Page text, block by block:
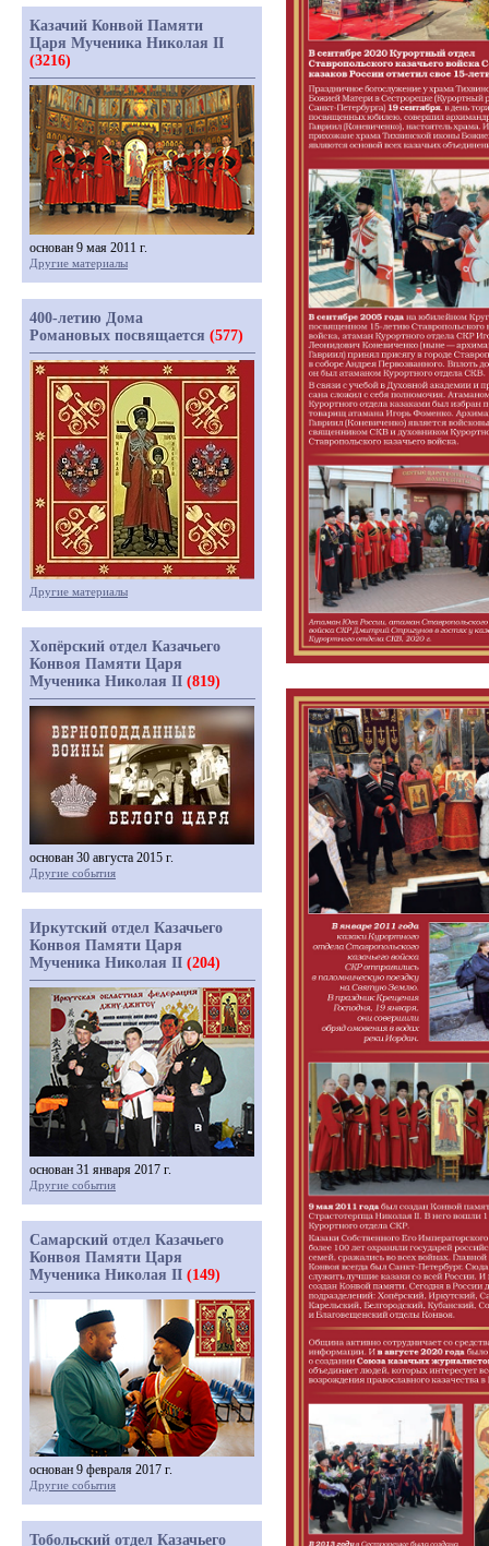
Казачий Конвой Памяти
Царя Мученика Николая II
(3216)
основан 9 мая 2011 г.
Другие материалы
400-летию Дома
Романовых посвящается (577)
Другие материалы
Хопёрский отдел Казачьего
Конвоя Памяти Царя
Мученика Николая II (819)
основан 30 августа 2015 г.
Другие события
Иркутский отдел Казачьего
Конвоя Памяти Царя
Мученика Николая II (204)
основан 31 января 2017 г.
Другие события
Самарский отдел Казачьего
Конвоя Памяти Царя
Мученика Николая II (149)
основан 9 февраля 2017 г.
Другие события
Тобольский отдел Казачьего